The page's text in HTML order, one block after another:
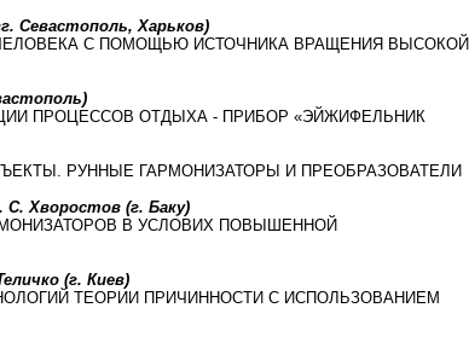
Севастополь, Харьков)
С ПОМОЩЬЮ ИСТОЧНИКА ВРАЩЕНИЯ ВЫСОКОЙ
ПРОЦЕССОВ ОТДЫХА - ПРИБОР «ЭЙЖИФЕЛЬНИК
РУННЫЕ ГАРМОНИЗАТОРЫ И ПРЕОБРАЗОВАТЕЛИ
Хворостов (г. Баку)
В УСЛОВИХ ПОВЫШЕННОЙ
(г. Киев)
ТЕОРИИ ПРИЧИННОСТИ С ИСПОЛЬЗОВАНИЕМ